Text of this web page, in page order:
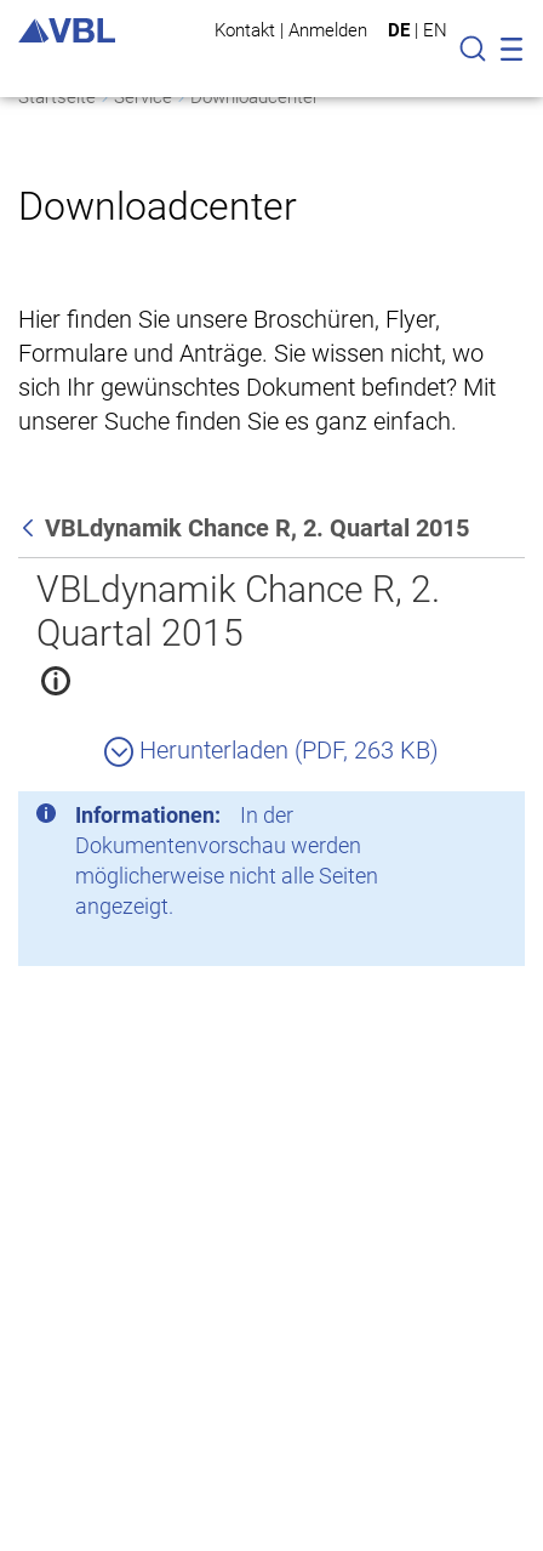
Kontakt | Anmelden DE | EN
Suche
Startseite Service Downloadcenter
Downloadcenter
Hier finden Sie unsere Broschüren, Flyer,
Formulare und Anträge. Sie wissen nicht, wo
sich Ihr gewünschtes Dokument befindet? Mit
unserer Suche finden Sie es ganz einfach.
Zurück
VBLdynamik Chance R, 2. Quartal 2015
VBLdynamik Chance R, 2.
Quartal 2015
Herunterladen (PDF, 263 KB)
Informationen:
In der
Dokumentenvorschau werden
möglicherweise nicht alle Seiten
angezeigt.